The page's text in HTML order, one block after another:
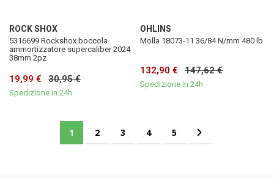
ROCK SHOX
5316699 Rockshox boccola
ammortizzatore supercaliber 2024
38mm 2pz
19,99 € 30,95 €
Spedizione in 24h
OHLINS
Molla 18073-11 36/84 N/mm 480 lb
132,90 € 147,62 €
Spedizione in 24h
Attualmente stai leggendo la pagina
1 Pagina
2 Pagina
3 Pagina
4 Pagina
5 Pagina
Successivo